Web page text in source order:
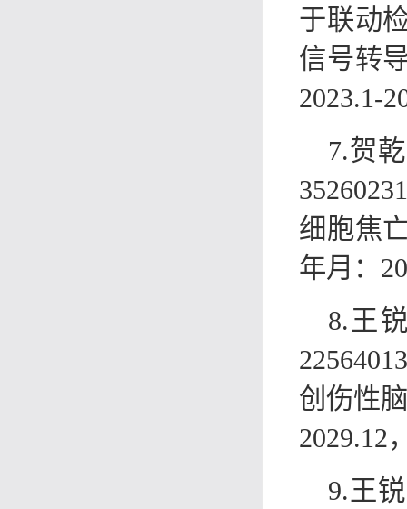
于联动
信号转
2023.1-
7.贺
细胞焦
年月：
8.王
创伤性
2029.12
9.王